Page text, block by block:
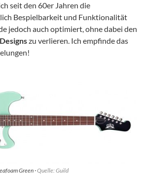
seit den 60er Jahren die
Bespielbarkeit und Funktionalität
jedoch auch optimiert, ohne dabei den
zu verlieren. Ich empfinde das
Green ·Quelle: Guild